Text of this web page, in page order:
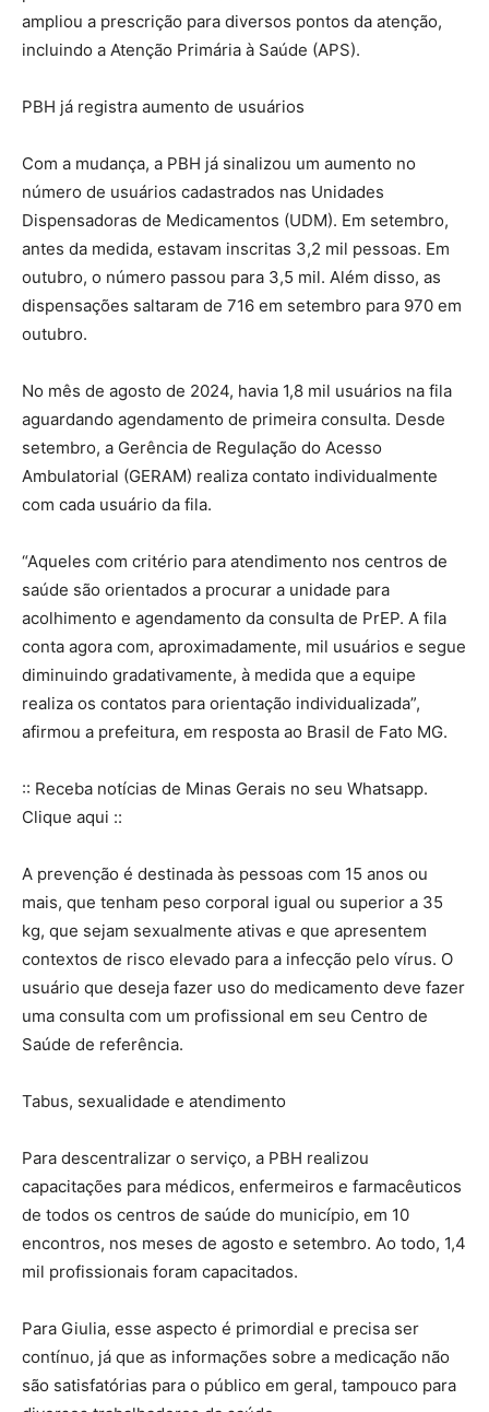
ampliou a prescrição para diversos pontos da atenção,
incluindo a Atenção Primária à Saúde (APS).
PBH já registra aumento de usuários
Com a mudança, a PBH já sinalizou um aumento no
número de usuários cadastrados nas Unidades
Dispensadoras de Medicamentos (UDM). Em setembro,
antes da medida, estavam inscritas 3,2 mil pessoas. Em
outubro, o número passou para 3,5 mil. Além disso, as
dispensações saltaram de 716 em setembro para 970 em
outubro.
No mês de agosto de 2024, havia 1,8 mil usuários na fila
aguardando agendamento de primeira consulta. Desde
setembro, a Gerência de Regulação do Acesso
Ambulatorial (GERAM) realiza contato individualmente
com cada usuário da fila.
“Aqueles com critério para atendimento nos centros de
saúde são orientados a procurar a unidade para
acolhimento e agendamento da consulta de PrEP. A fila
conta agora com, aproximadamente, mil usuários e segue
diminuindo gradativamente, à medida que a equipe
realiza os contatos para orientação individualizada”,
afirmou a prefeitura, em resposta ao Brasil de Fato MG.
:: Receba notícias de Minas Gerais no seu Whatsapp.
Clique aqui ::
A prevenção é destinada às pessoas com 15 anos ou
mais, que tenham peso corporal igual ou superior a 35
kg, que sejam sexualmente ativas e que apresentem
contextos de risco elevado para a infecção pelo vírus. O
usuário que deseja fazer uso do medicamento deve fazer
uma consulta com um profissional em seu Centro de
Saúde de referência.
Tabus, sexualidade e atendimento
Para descentralizar o serviço, a PBH realizou
capacitações para médicos, enfermeiros e farmacêuticos
de todos os centros de saúde do município, em 10
encontros, nos meses de agosto e setembro. Ao todo, 1,4
mil profissionais foram capacitados.
Para Giulia, esse aspecto é primordial e precisa ser
contínuo, já que as informações sobre a medicação não
são satisfatórias para o público em geral, tampouco para